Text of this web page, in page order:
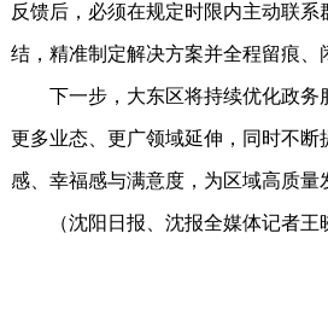
反馈后，必须在规定时限内主动联系
结，精准制定解决方案并全程留痕、
下一步，大东区将持续优化政务
更多业态、更广领域延伸，同时不断
感、幸福感与满意度，为区域高质量
（沈阳日报、沈报全媒体记者王